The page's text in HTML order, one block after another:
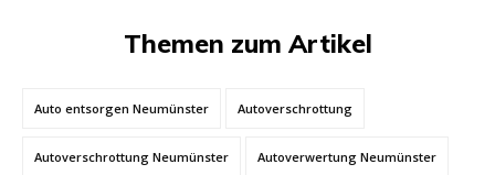
Themen zum Artikel
Auto entsorgen Neumünster Autoverschrottung
Autoverschrottung Neumünster Autoverwertung Neumünster